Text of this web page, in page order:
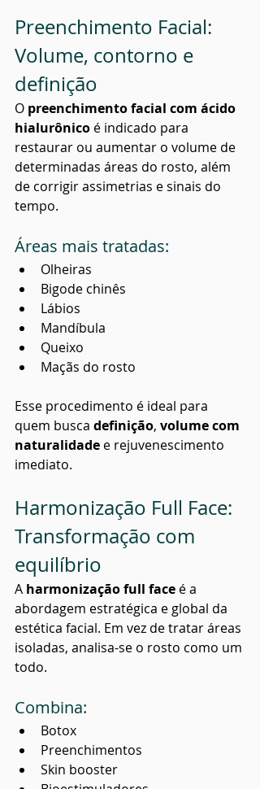
Preenchimento Facial:
Volume, contorno e
definição
O preenchimento facial com ácido
hialurônico é indicado para
restaurar ou aumentar o volume de
determinadas áreas do rosto, além
de corrigir assimetrias e sinais do
tempo.
Áreas mais tratadas:
Olheiras
Bigode chinês
Lábios
Mandíbula
Queixo
Maçãs do rosto
Esse procedimento é ideal para
quem busca definição, volume com
naturalidade e rejuvenescimento
imediato.
Harmonização Full Face:
Transformação com
equilíbrio
A harmonização full face é a
abordagem estratégica e global da
estética facial. Em vez de tratar áreas
isoladas, analisa-se o rosto como um
todo.
Combina:
Botox
Preenchimentos
Skin booster